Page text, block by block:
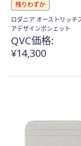
残りわずか
ロダニア オーストリッチ
アデザインポシェット
QVC価格:
¥14,300